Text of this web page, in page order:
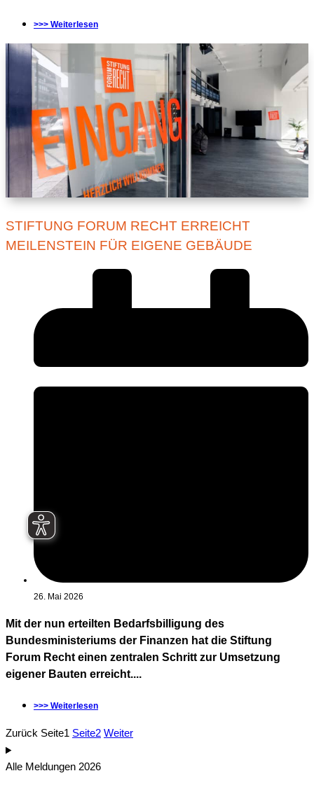
>>> Weiterlesen
STIFTUNG FORUM RECHT ERREICHT
MEILENSTEIN FÜR EIGENE GEBÄUDE
26. Mai 2026
Mit der nun erteilten Bedarfsbilligung des
Bundesministeriums der Finanzen hat die Stiftung
Forum Recht einen zentralen Schritt zur Umsetzung
eigener Bauten erreicht....
>>> Weiterlesen
Zurück Seite1 Seite2 Weiter
Alle Meldungen 2026